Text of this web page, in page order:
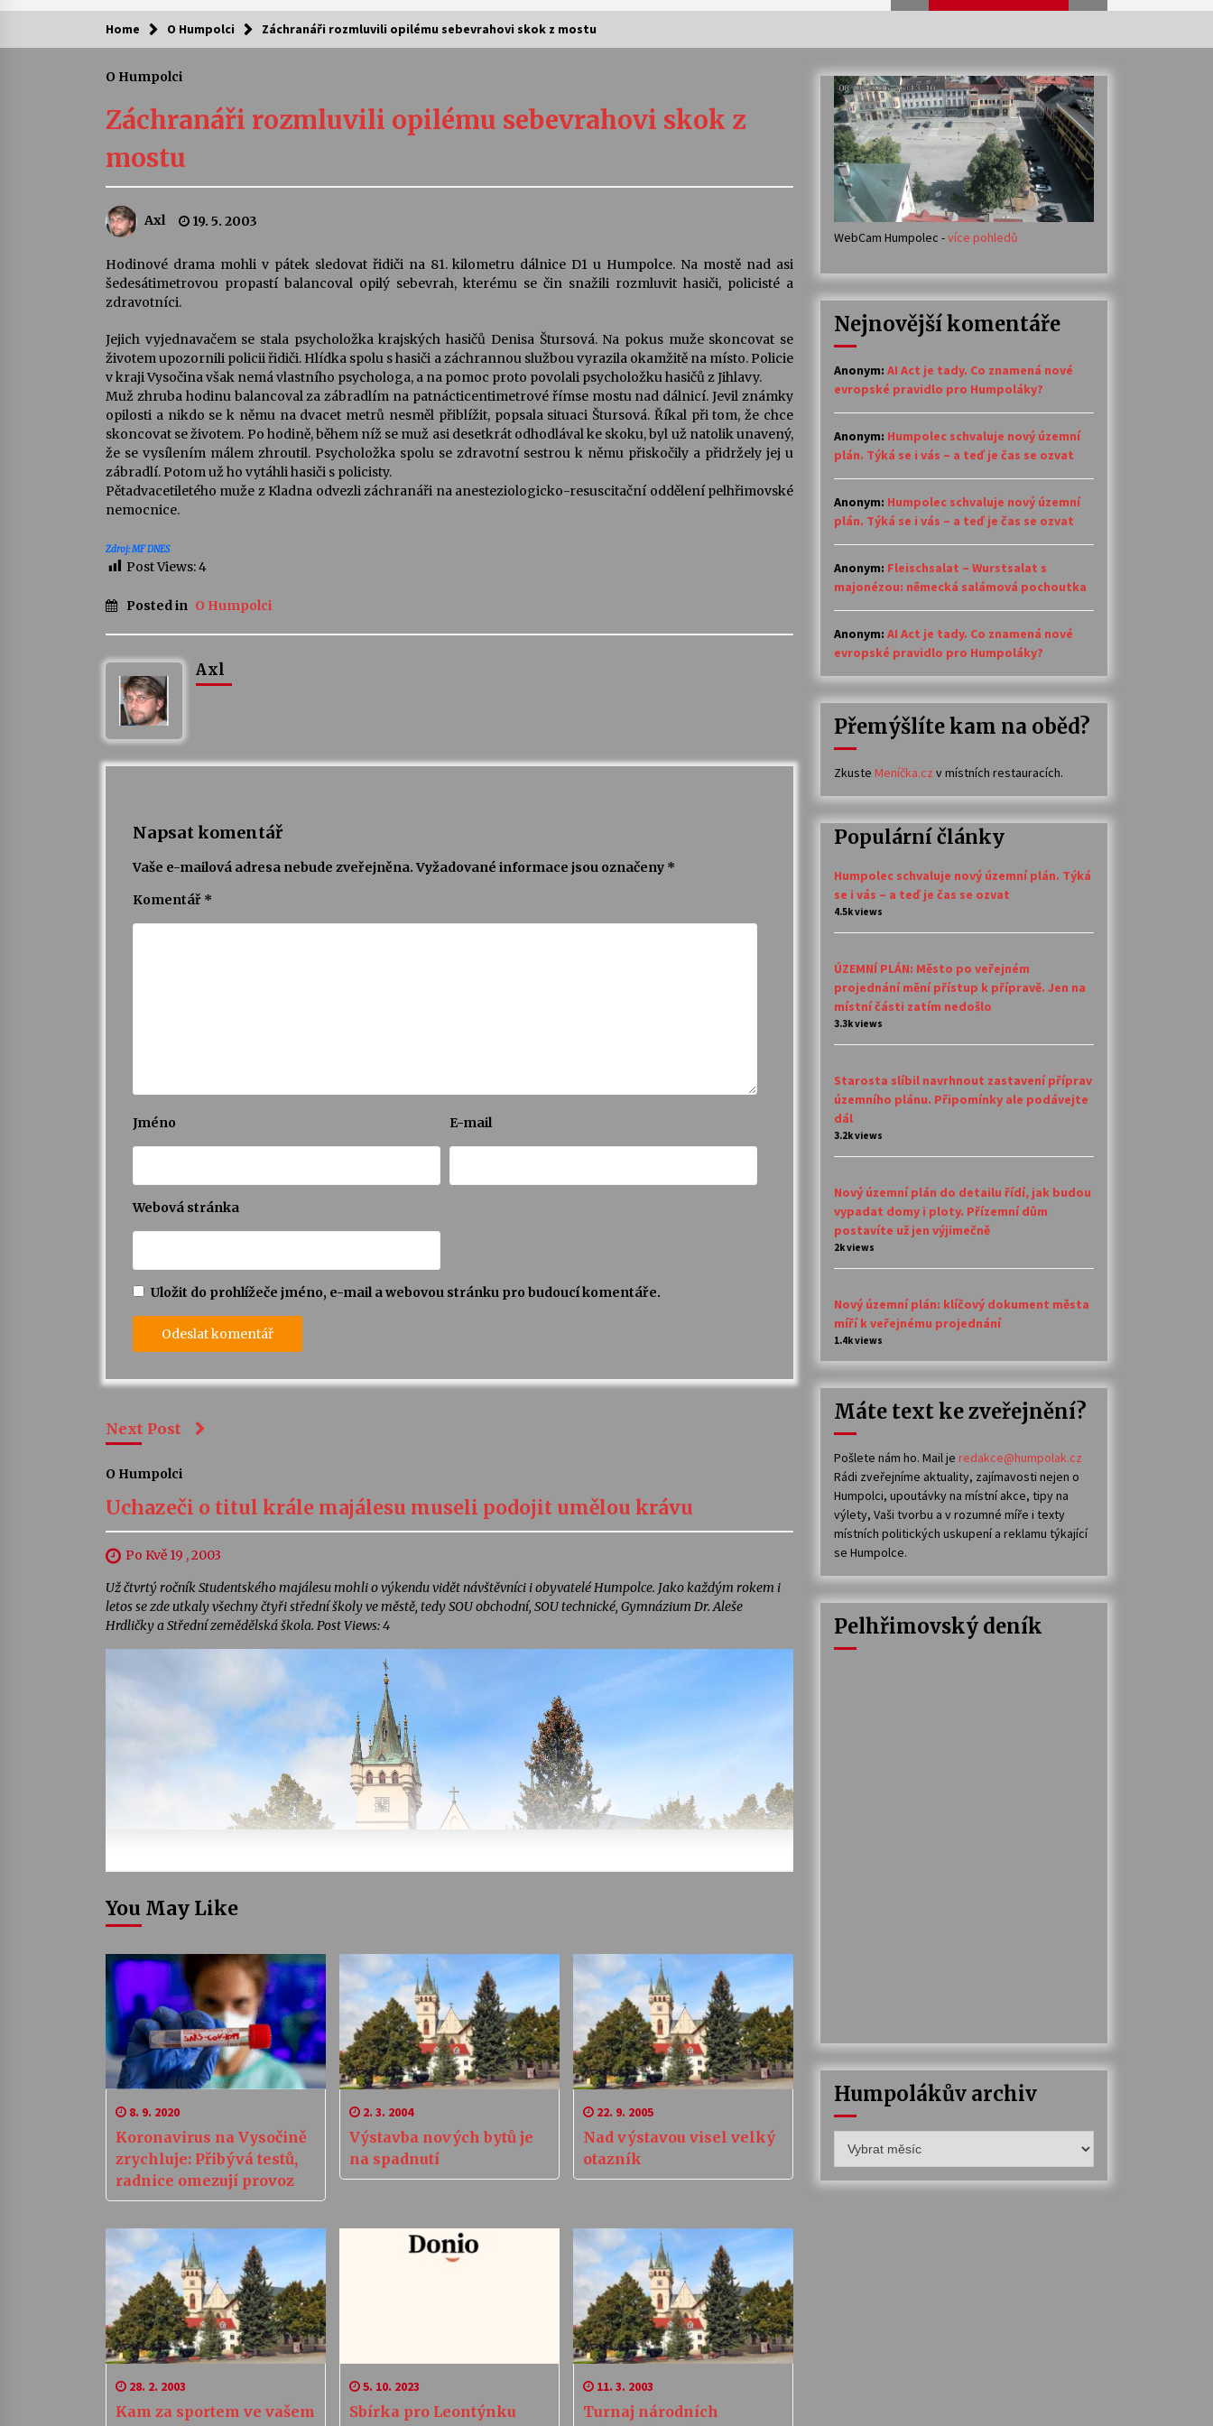
Kam za kulturou?
Camerata a Sukuba Ensemble
4. 8. 2026
Stávám se kapkou
30. 7. 2026
Veselí muzikanti
30. 7. 2026
Quijotova šedesátka: 28. 7.–1. 8.
28. 7. 2026
Kolchoz a Jenakaši
Votavžatský ploty
23. 7. 2026
Letní koncerty ve Stromovce: Rufus
Vysočinka
17. 7. 2026 14. 7. 2026
Za kulturou kousek za Humpolec. V
Želivě ožije odkaz Josefa Čapka
13. 7. 2026
Varhanní recitál Michala Novenka v
Klášteře Želiv
3. 7. 2026
30. 6. 2026
Home O Humpolci Záchranáři rozmluvili opilému sebevrahovi skok z mostu
O Humpolci
Záchranáři rozmluvili opilému sebevrahovi skok z
mostu
Axl 19. 5. 2003
Hodinové drama mohli v pátek sledovat řidiči na 81. kilometru dálnice D1 u Humpolce. Na mostě nad asi
šedesátimetrovou propastí balancoval opilý sebevrah, kterému se čin snažili rozmluvit hasiči, policisté a
zdravotníci.
Jejich vyjednavačem se stala psycholožka krajských hasičů Denisa Štursová. Na pokus muže skoncovat se
životem upozornili policii řidiči. Hlídka spolu s hasiči a záchrannou službou vyrazila okamžitě na místo. Policie
v kraji Vysočina však nemá vlastního psychologa, a na pomoc proto povolali psycholožku hasičů z Jihlavy.
Muž zhruba hodinu balancoval za zábradlím na patnácticentimetrové římse mostu nad dálnicí. Jevil známky
opilosti a nikdo se k němu na dvacet metrů nesměl přiblížit, popsala situaci Štursová. Říkal při tom, že chce
skoncovat se životem. Po hodině, během níž se muž asi desetkrát odhodlával ke skoku, byl už natolik unavený,
že se vysílením málem zhroutil. Psycholožka spolu se zdravotní sestrou k němu přiskočily a přidržely jej u
zábradlí. Potom už ho vytáhli hasiči s policisty.
Pětadvacetiletého muže z Kladna odvezli záchranáři na anesteziologicko-resuscitační oddělení pelhřimovské
nemocnice.
Zdroj: MF DNES
Post Views:4
Posted in O Humpolci
Axl
Napsat komentář
Vaše e-mailová adresa nebude zveřejněna. Vyžadované informace jsou označeny *
Komentář *
Jméno E-mail
Webová stránka
Uložit do prohlížeče jméno, e-mail a webovou stránku pro budoucí komentáře.
Next Post
O Humpolci
Uchazeči o titul krále majálesu museli podojit umělou krávu
Po Kvě 19 , 2003
Už čtvrtý ročník Studentského majálesu mohli o výkendu vidět návštěvníci i obyvatelé Humpolce. Jako každým rokem i
letos se zde utkaly všechny čtyři střední školy ve městě, tedy SOU obchodní, SOU technické, Gymnázium Dr. Aleše
Hrdličky a Střední zemědělská škola. Post Views: 4
You May Like
8. 9. 2020
Koronavirus na Vysočině
zrychluje: Přibývá testů,
radnice omezují provoz
2. 3. 2004
Výstavba nových bytů je
na spadnutí
22. 9. 2005
Nad výstavou visel velký
otazník
28. 2. 2003
Kam za sportem ve vašem
5. 10. 2023
Sbírka pro Leontýnku
11. 3. 2003
Turnaj národních
WebCam Humpolec -více pohledů
Nejnovější komentáře
Anonym: AI Act je tady. Co znamená nové
evropské pravidlo pro Humpoláky?
Anonym: Humpolec schvaluje nový územní
plán. Týká se i vás – a teď je čas se ozvat
Anonym: Humpolec schvaluje nový územní
plán. Týká se i vás – a teď je čas se ozvat
Anonym: Fleischsalat – Wurstsalat s
majonézou: německá salámová pochoutka
Anonym: AI Act je tady. Co znamená nové
evropské pravidlo pro Humpoláky?
Přemýšlíte kam na oběd?
Zkuste Meníčka.cz v místních restauracích.
Populární články
Humpolec schvaluje nový územní plán. Týká
se i vás – a teď je čas se ozvat
4.5k views
ÚZEMNÍ PLÁN: Město po veřejném
projednání mění přístup k přípravě. Jen na
místní části zatím nedošlo
3.3k views
Starosta slíbil navrhnout zastavení příprav
územního plánu. Připomínky ale podávejte
dál
3.2k views
Nový územní plán do detailu řídí, jak budou
vypadat domy i ploty. Přízemní dům
postavíte už jen výjimečně
2k views
Nový územní plán: klíčový dokument města
míří k veřejnému projednání
1.4k views
Máte text ke zveřejnění?
Pošlete nám ho. Mail je redakce@humpolak.cz
Rádi zveřejníme aktuality, zajímavosti nejen o
Humpolci, upoutávky na místní akce, tipy na
výlety, Vaši tvorbu a v rozumné míře i texty
místních politických uskupení a reklamu týkající
se Humpolce.
Pelhřimovský deník
Humpolákův archiv
archiv